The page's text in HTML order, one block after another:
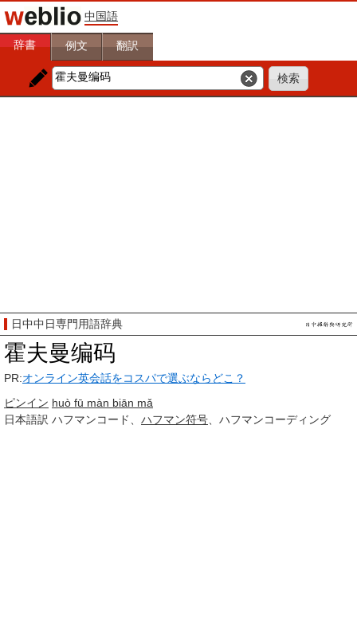
中国語
辞書 例文 翻訳
日中中日専門用語辞典
霍夫曼编码
PR:オンライン英会話をコスパで選ぶならどこ？
ピンイン huò fū màn biān mǎ
日本語訳 ハフマンコード、 ハフマン符号 、ハフマンコーディング